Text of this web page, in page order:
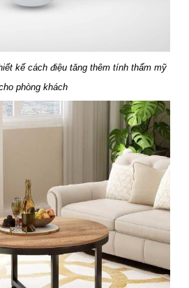
kế cách điệu tăng thêm tính thẩm mỹ
phòng khách